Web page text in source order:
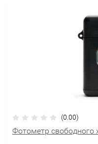
(0.00)
Фотометр свободного